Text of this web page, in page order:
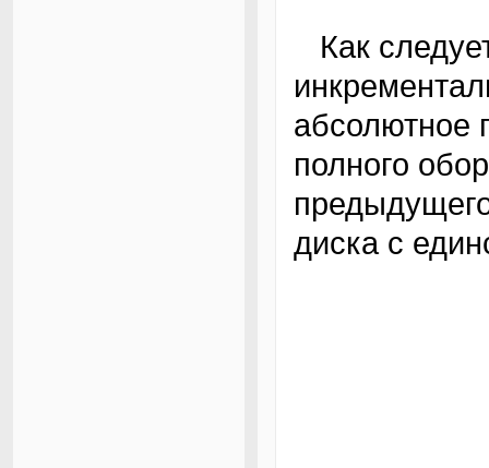
Как следует из самого названия,
абсолютное
полного
диска с